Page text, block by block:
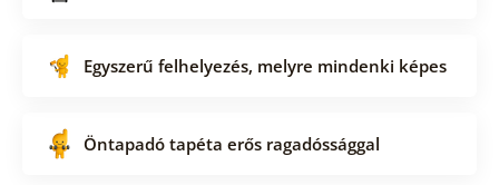
Egyszerű felhelyezés, melyre mindenki képes
Öntapadó tapéta erős ragadóssággal